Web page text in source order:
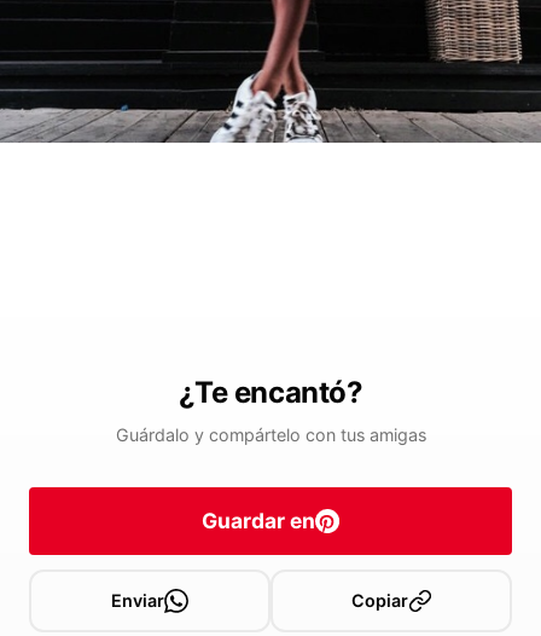
¿Te encantó?
Guárdalo y compártelo con tus amigas
Guardar en
Enviar Copiar